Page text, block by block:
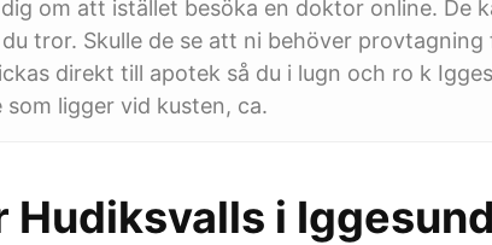
om att istället besöka en doktor online. De
tror. Skulle de se att ni behöver
direkt till apotek så du i lugn och ro k
som ligger vid kusten, ca.
Hudiksvalls i